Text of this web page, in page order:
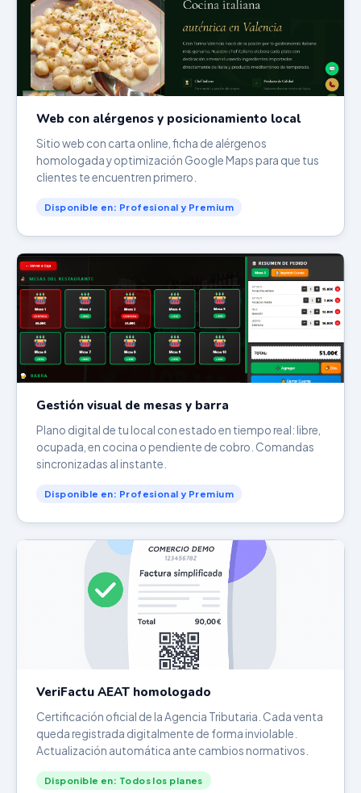
Web con alérgenos y posicionamiento local
Sitio web con carta online, ficha de alérgenos
homologada y optimización Google Maps para que tus
clientes te encuentren primero.
Disponible en: Profesional y Premium
Gestión visual de mesas y barra
Plano digital de tu local con estado en tiempo real: libre,
ocupada, en cocina o pendiente de cobro. Comandas
sincronizadas al instante.
Disponible en: Profesional y Premium
VeriFactu AEAT homologado
Certificación oficial de la Agencia Tributaria. Cada venta
queda registrada digitalmente de forma inviolable.
Actualización automática ante cambios normativos.
Disponible en: Todos los planes